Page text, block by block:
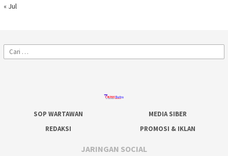
« Jul
Cari
untuk:
SOP WARTAWAN
MEDIA SIBER
REDAKSI
PROMOSI & IKLAN
JARINGAN SOCIAL